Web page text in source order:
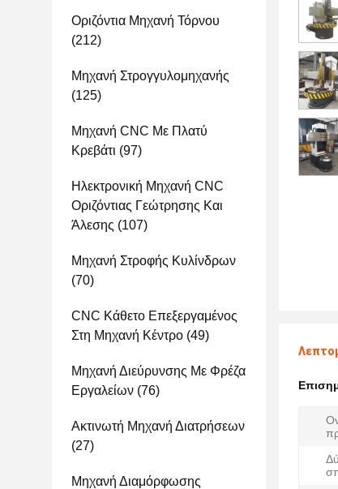
Οριζόντια Μηχανή Τόρνου
(212)
Μηχανή Στρογγυλομηχανής
(125)
Μηχανή CNC Με Πλατύ
Κρεβάτι (97)
Ηλεκτρονική Μηχανή CNC
Οριζόντιας Γεώτρησης Και
Άλεσης (107)
Μηχανή Στροφής Κυλίνδρων
(70)
CNC Κάθετο Επεξεργαμένος
Στη Μηχανή Κέντρο (49)
Μηχανή Διεύρυνσης Με Φρέζα
Εργαλείων (76)
Ακτινωτή Μηχανή Διατρήσεων
(27)
Μηχανή Διαμόρφωσης